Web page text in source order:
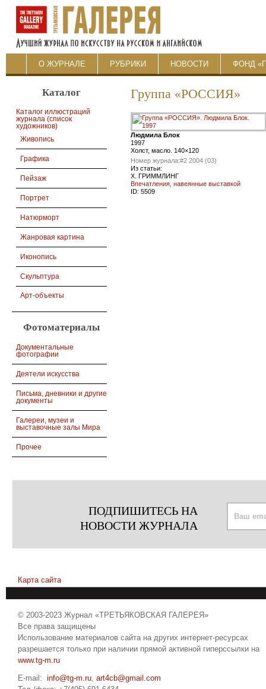
О ЖУРНАЛЕ РУБРИКИ НОВОСТИ ФОНД
Каталог
Каталог иллюстраций
журнала (список
художников)
Живопись
Графика
Пейзаж
Портрет
Натюрморт
Жанровая картина
Иконопись
Скульптура
Арт-объекты
Фотоматериалы
Документальные
фотографии
Деятели искусства
Письма, дневники и другие
документы
Галереи, музеи и
выставочные залы Мира
Прочее
Группа «РОССИЯ»
Людмила Блок
1997
Холст, масло. 140×120
Номер журнала:#2 2004 (03)
Из статьи:
Х. ГРИММЛИНГ
Впечатления, навеянные выставкой
ID: 5509
ПОДПИШИТЕСЬ НА
НОВОСТИ ЖУРНАЛА
Карта сайта
© 2003-2023 Журнал «ТРЕТЬЯКОВСКАЯ ГАЛЕРЕЯ»
Все права защищены
Использование материалов сайта на других интернет-ресурсах
разрешается только при наличии прямой активной гиперссылки на
www.tg-m.ru
E-mail: info@tg-m.ru, art4cb@gmail.com